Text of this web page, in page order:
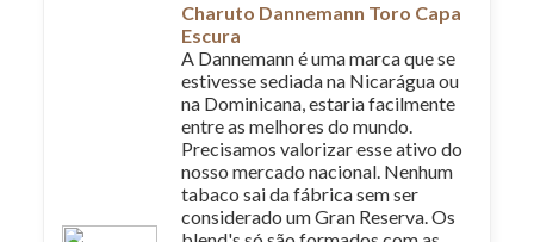
Charuto Dannemann Toro Capa
Escura
A Dannemann é uma marca que se
estivesse sediada na Nicarágua ou
na Dominicana, estaria facilmente
entre as melhores do mundo.
Precisamos valorizar esse ativo do
nosso mercado nacional. Nenhum
tabaco sai da fábrica sem ser
considerado um Gran Reserva. Os